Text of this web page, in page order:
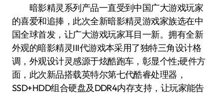
暗影精灵系列产品一直受到中国广大游戏玩家
的喜爱和追捧，此次全新暗影精灵游戏家族选在中
国全球首发，让广大游戏玩家耳目一新。拥有全新
外观的暗影精灵III代游戏本采用了独特三角设计格
调，外观设计灵感源于炫酷跑车，彰显个性;硬件方
面，此次新品搭载英特尔第七代酷睿处理器，
SSD+HDD组合硬盘及DDR4内存支持，让玩家能告